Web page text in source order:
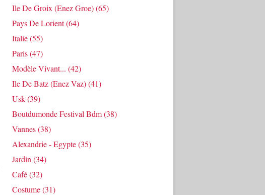
Ile De Groix (enez Groe)(65)
Pays De Lorient(64)
Italie(55)
Paris(47)
Modèle Vivant... (42)
Ile De Batz (enez Vaz)(41)
Usk(39)
Boutdumonde Festival Bdm(38)
Vannes(38)
Alexandrie - Egypte(35)
Jardin (34)
Café(32)
Costume(31)